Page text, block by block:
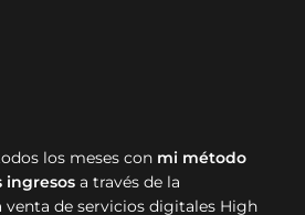
los meses con mi método
ingresos a través de la
de servicios digitales High